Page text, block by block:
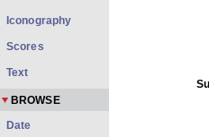
Iconography
Scores
Text
BROWSE
Date